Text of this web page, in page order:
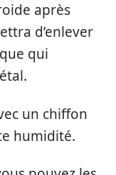
après
d’enlever
qui
un chiffon
humidité.